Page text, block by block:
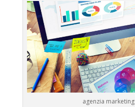
agenzia marketing